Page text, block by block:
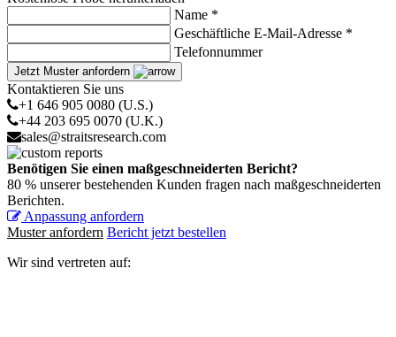
Name *
Geschäftliche E-Mail-Adresse *
Telefonnummer
Jetzt Muster anfordern
Kontaktieren Sie uns
+1 646 905 0080 (U.S.)
+44 203 695 0070 (U.K.)
sales@straitsresearch.com
Benötigen Sie einen maßgeschneiderten Bericht?
80 % unserer bestehenden Kunden fragen nach maßgeschneiderten
Berichten.
Anpassung anfordern
Muster anfordern Bericht jetzt bestellen
Wir sind vertreten auf: